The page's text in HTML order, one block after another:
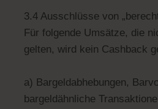
3.4 Ausschlüsse von
Für folgende Umsätze, die
gelten, wird kein Cashback
a) Bargeldabhebungen,
bargeldähnliche